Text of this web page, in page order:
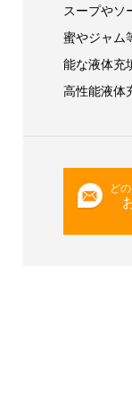
スープやソ
蜜やジャム
能な液体充
高性能液体
ど